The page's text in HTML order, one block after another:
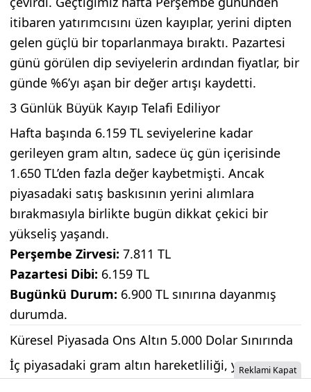
itibaren yatırımcısını üzen kayıplar, yerini dipten
gelen güçlü bir toparlanmaya bıraktı. Pazartesi
günü görülen dip seviyelerin ardından fiyatlar, bir
günde %6’yı aşan bir değer artışı kaydetti.
3 Günlük Büyük Kayıp Telafi Ediliyor
Hafta başında 6.159 TL seviyelerine kadar
gerileyen gram altın, sadece üç gün içerisinde
1.650 TL’den fazla değer kaybetmişti. Ancak
piyasadaki satış baskısının yerini alımlara
bırakmasıyla birlikte bugün dikkat çekici bir
yükseliş yaşandı.
Perşembe Zirvesi: 7.811 TL
Pazartesi Dibi: 6.159 TL
Bugünkü Durum: 6.900 TL sınırına dayanmış
durumda.
Küresel Piyasada Ons Altın 5.000 Dolar Sınırında
İç piyasadaki gram altın hareketliliği, yurtReklami Kapat